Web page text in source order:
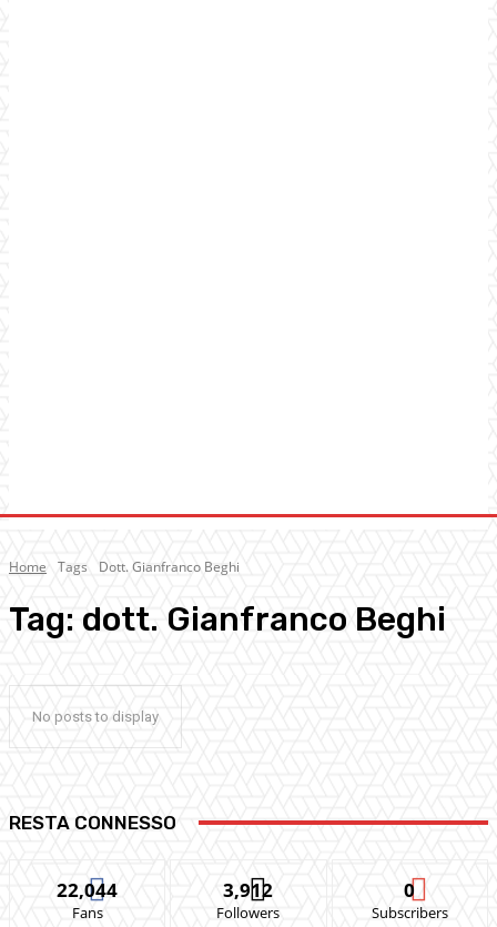
Home Tags Dott. Gianfranco Beghi
Tag: dott. Gianfranco Beghi
No posts to display
RESTA CONNESSO
22,044
Fans
3,912
Followers
0
Subscribers